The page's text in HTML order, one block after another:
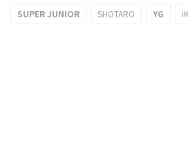
SUPER JUNIOR SHOTARO YG